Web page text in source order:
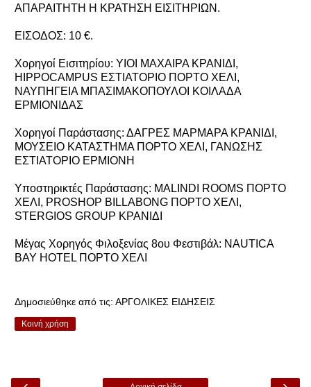
ΑΠΑΡΑΙΤΗΤΗ Η ΚΡΑΤΗΣΗ ΕΙΣΙΤΗΡΙΩΝ.
ΕΙΣΟΔΟΣ: 10 €.
Χορηγοί Εισιτηρίου: ΥΙΟΙ ΜΑΧΑΙΡΑ ΚΡΑΝΙΔΙ,
HIPPOCAMPUS ΕΣΤΙΑΤΟΡΙΟ ΠΟΡΤΟ ΧΕΛΙ,
ΝΑΥΠΗΓΕΙΑ ΜΠΑΣΙΜΑΚΟΠΟΥΛΟΙ ΚΟΙΛΑΔΑ
ΕΡΜΙΟΝΙΔΑΣ
Xoρηγοί Παράστασης: ΔΑΓΡΕΣ ΜΑΡΜΑΡΑ ΚΡΑΝΙΔΙ,
ΜΟΥΣΕΙΟ ΚΑΤΑΣΤΗΜΑ ΠΟΡΤΟ ΧΕΛΙ, ΓΑΝΩΣΗΣ
ΕΣΤΙΑΤΟΡΙΟ ΕΡΜΙΟΝΗ
Υποστηρικτές Παράστασης: MALINDI ROOMS ΠΟΡΤΟ
ΧΕΛΙ, PROSHOP BILLABONG ΠΟΡΤΟ ΧΕΛΙ,
STERGIOS GROUP ΚΡΑΝΙΔΙ
Μέγας Χορηγός Φιλοξενίας 8ου Φεστιβάλ: NAUTICA
BAY HOTEL ΠΟΡΤΟ ΧΕΛΙ
Δημοσιεύθηκε από τις: ΑΡΓΟΛΙΚΕΣ ΕΙΔΗΣΕΙΣ
Κοινή χρήση